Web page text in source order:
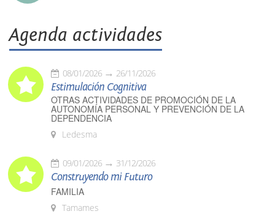
Agenda actividades
08/01/2026 26/11/2026
Estimulación Cognitiva
OTRAS ACTIVIDADES DE PROMOCIÓN DE LA
AUTONOMÍA PERSONAL Y PREVENCIÓN DE LA
DEPENDENCIA
Ledesma
09/01/2026 31/12/2026
Construyendo mi Futuro
FAMILIA
Tamames